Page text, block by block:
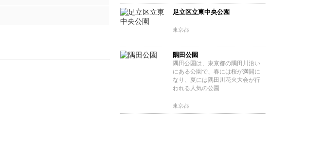
足立区立東中央公園
東京都
隅田公園
隅田公園は、東京都の隅田川沿い
にある公園で、春には桜が満開に
なり、夏には隅田川花火大会が行
われる人気の公園
東京都